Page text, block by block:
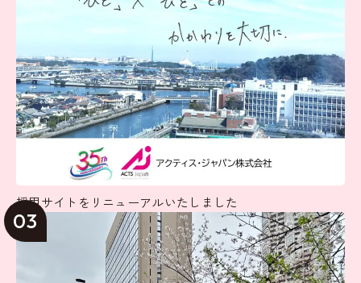
採用サイトをリニューアルいたしました
03